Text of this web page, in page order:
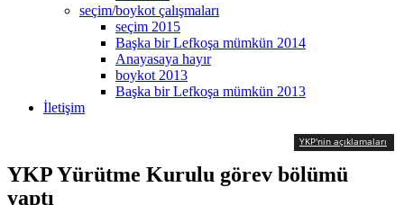
seçim/boykot çalışmaları
seçim 2015
Başka bir Lefkoşa mümkün 2014
Anayasaya hayır
boykot 2013
Başka bir Lefkoşa mümkün 2013
İletişim
YKP'nin açıklamaları
YKP Yürütme Kurulu görev bölümü
yaptı